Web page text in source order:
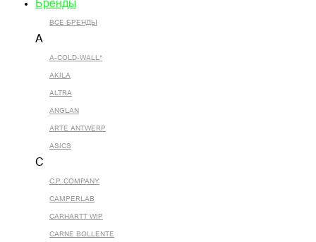
Бренды
ВСЕ БРЕНДЫ
A
A-COLD-WALL*
AKILA
ALTRA
ANGLAN
ARTE ANTWERP
ASICS
C
C.P. COMPANY
CAMPERLAB
CARHARTT WIP
CARNE BOLLENTE